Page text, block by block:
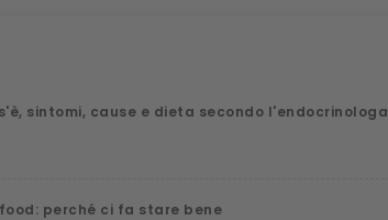
sintomi, cause e dieta secondo l'endocrinologa
perché ci fa stare bene